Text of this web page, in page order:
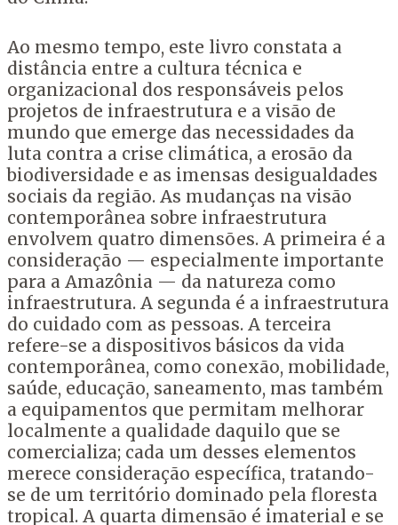
Ao mesmo tempo, este livro constata a
distância entre a cultura técnica e
organizacional dos responsáveis pelos
projetos de infraestrutura e a visão de
mundo que emerge das necessidades da
luta contra a crise climática, a erosão da
biodiversidade e as imensas desigualdades
sociais da região. As mudanças na visão
contemporânea sobre infraestrutura
envolvem quatro dimensões. A primeira é a
consideração — especialmente importante
para a Amazônia — da natureza como
infraestrutura. A segunda é a infraestrutura
do cuidado com as pessoas. A terceira
refere-se a dispositivos básicos da vida
contemporânea, como conexão, mobilidade,
saúde, educação, saneamento, mas também
a equipamentos que permitam melhorar
localmente a qualidade daquilo que se
comercializa; cada um desses elementos
merece consideração específica, tratando-
se de um território dominado pela floresta
tropical. A quarta dimensão é imaterial e se